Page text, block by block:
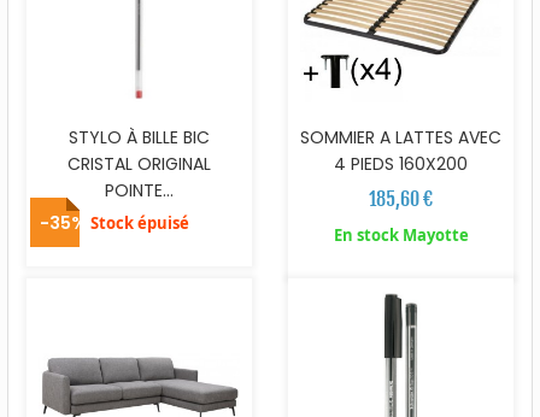
STYLO À BILLE BIC
CRISTAL ORIGINAL
POINTE...
Stock épuisé
SOMMIER A LATTES AVEC
4 PIEDS 160X200
185,60 €
En stock Mayotte
-35%